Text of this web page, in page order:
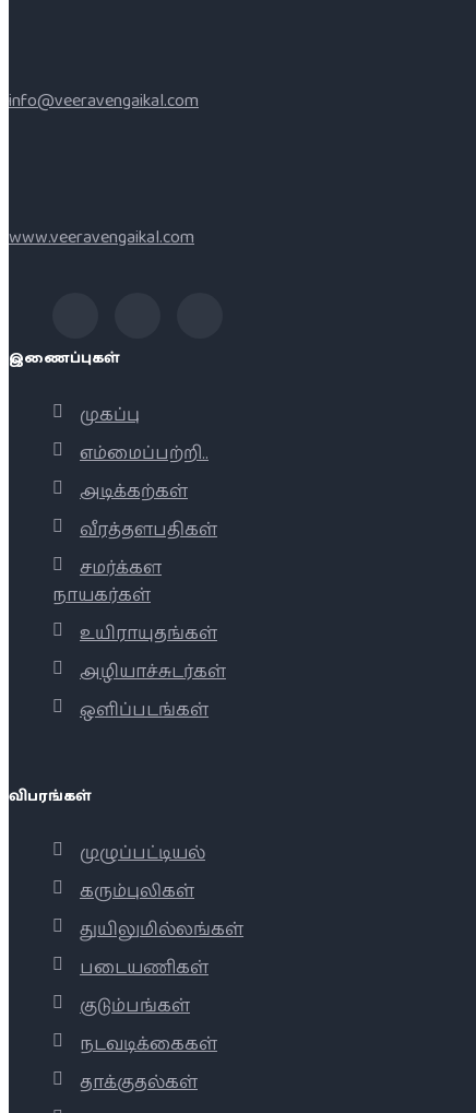
info@veeravengaikal.com
www.veeravengaikal.com
இணைப்புகள்
முகப்பு
எம்மைப்பற்றி..
அடிக்கற்கள்
வீரத்தளபதிகள்
சமர்க்கள
நாயகர்கள்
உயிராயுதங்கள்
அழியாச்சுடர்கள்
ஒளிப்படங்கள்
விபரங்கள்
முழுப்பட்டியல்
கரும்புலிகள்
துயிலுமில்லங்கள்
படையணிகள்
குடும்பங்கள்
நடவடிக்கைகள்
தாக்குதல்கள்